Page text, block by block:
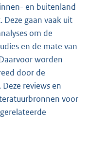
en buitenland
Deze gaan vaak uit
om de
en de mate van
worden
door de
reviews en
voor